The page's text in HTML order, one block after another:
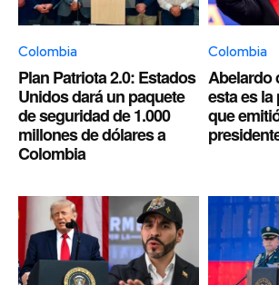
Colombia
Plan Patriota 2.0: Estados
Unidos dará un paquete
de seguridad de 1.000
millones de dólares a
Colombia
Colombia
Abelardo
esta es
que